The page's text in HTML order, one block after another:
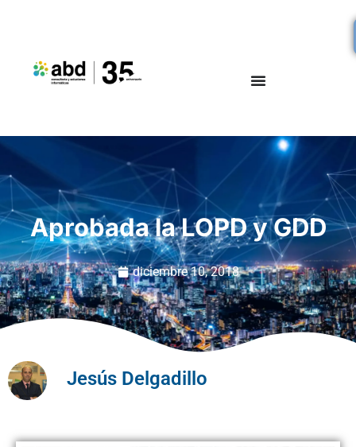
Aprobada la LOPD y GDD
diciembre 10, 2018
Jesús Delgadillo